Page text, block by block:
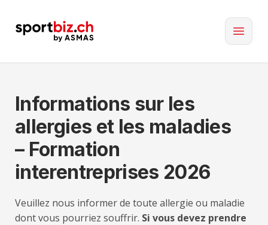
Informations sur les
allergies et les maladies
– Formation
interentreprises 2026
Veuillez nous informer de toute allergie ou maladie
dont vous pourriez souffrir. Si vous devez prendre